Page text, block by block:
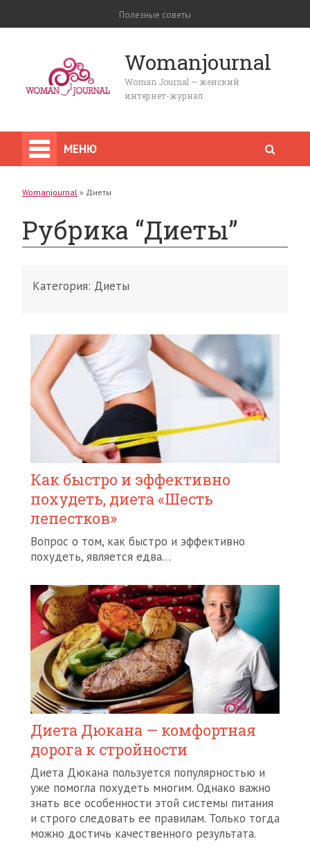
Полезные советы
Womanjournal
Woman Journal — женский
интернет-журнал
МЕНЮ
Womanjournal » Диеты
Рубрика “Диеты”
Категория: Диеты
Как быстро и эффективно
похудеть, диета «Шесть
лепестков»
Вопрос о том, как быстро и эффективно
похудеть, является едва…
Диета Дюкана — комфортная
дорога к стройности
Диета Дюкана пользуется популярностью и
уже помогла похудеть многим. Однако важно
знать все особенности этой системы питания
и строго следовать ее правилам. Только тогда
можно достичь качественного результата.